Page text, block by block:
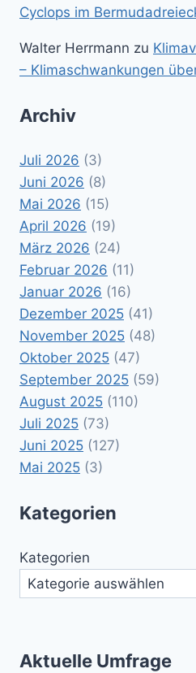
Cyclops im
Walter Herrmann zu
– Klimaschwankungen
Archiv
Juli 2026 (3)
Juni 2026 (8)
Mai 2026 (15)
April 2026 (19)
März 2026 (24)
Februar 2026 (11)
Januar 2026 (16)
Dezember 2025 (41)
November 2025 (48)
Oktober 2025 (47)
September 2025 (59)
August 2025 (110)
Juli 2025 (73)
Juni 2025 (127)
Mai 2025 (3)
Kategorien
Kategorien
Aktuelle Umfrage